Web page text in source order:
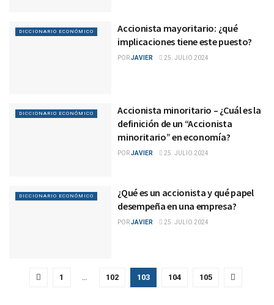
DICCIONARIO ECONÓMICO
Accionista mayoritario: ¿qué
implicaciones tiene este puesto?
PORJAVIER 25. JULIO 2024
DICCIONARIO ECONÓMICO
Accionista minoritario – ¿Cuál es la
definición de un “Accionista
minoritario” en economía?
PORJAVIER 25. JULIO 2024
DICCIONARIO ECONÓMICO
¿Qué es un accionista y qué papel
desempeña en una empresa?
PORJAVIER 25. JULIO 2024
1 … 102 103 104 105